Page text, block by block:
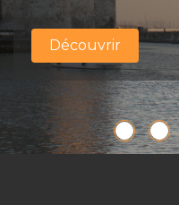
Découvrir
Découvrir
Découvrir
Découvrir